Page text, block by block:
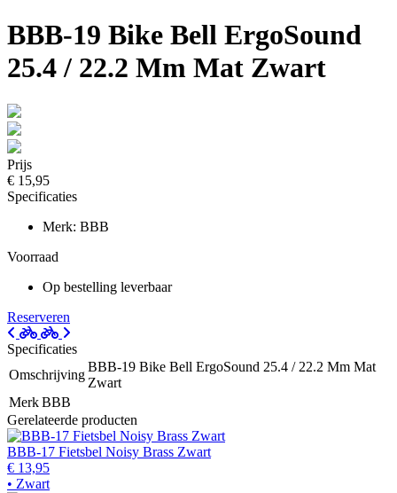
BBB-19 Bike Bell ErgoSound
25.4 / 22.2 Mm Mat Zwart
Prijs
€ 15,95
Specificaties
Merk: BBB
Voorraad
Op bestelling leverbaar
Reserveren
Specificaties
Omschrijving
BBB-19 Bike Bell ErgoSound 25.4 / 22.2 Mm Mat
Zwart
MerkBBB
Gerelateerde producten
BBB-17 Fietsbel Noisy Brass Zwart
€ 13,95
• Zwart